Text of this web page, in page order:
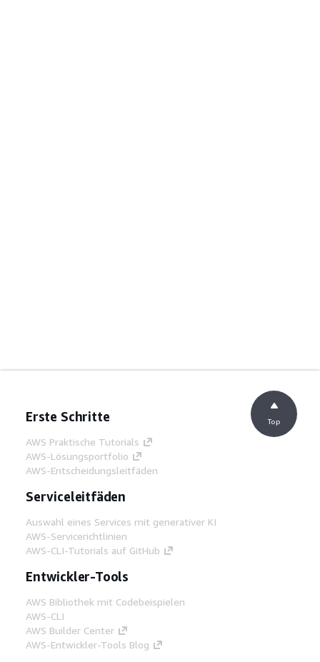
Erste Schritte
AWS Praktische Tutorials
AWS-Lösungsportfolio
AWS-Entscheidungsleitfäden
Serviceleitfäden
Auswahl eines Services mit generativer KI
AWS-Servicerichtlinien
AWS-CLI-Tutorials auf GitHub
Entwickler-Tools
AWS Bibliothek mit Codebeispielen
AWS-CLI
AWS Builder Center
AWS-Entwickler-Tools Blog
Top